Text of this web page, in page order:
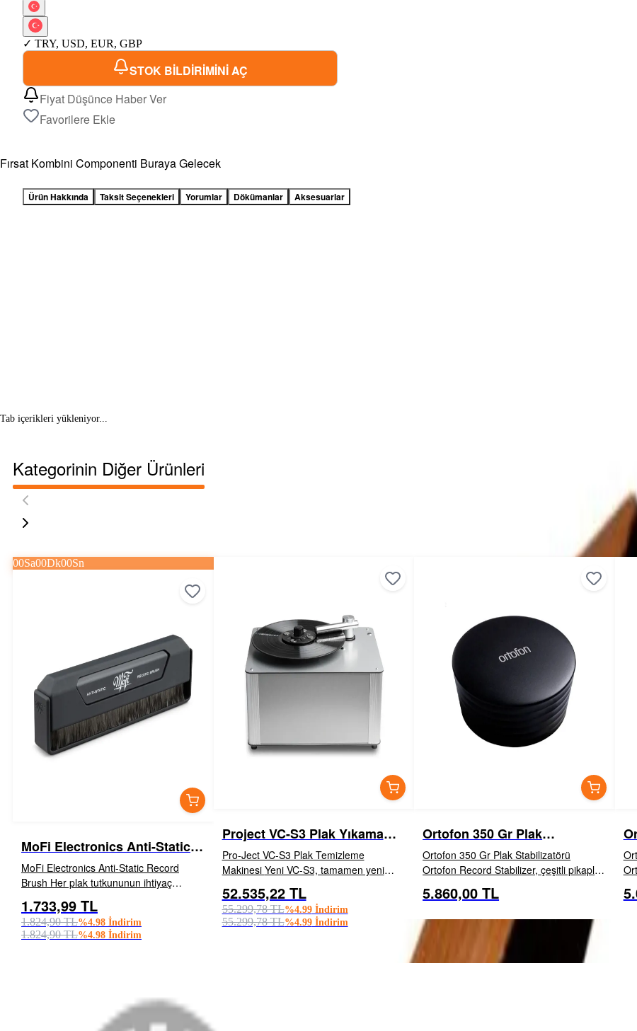
✓ TRY, USD, EUR, GBP
STOK BİLDİRİMİNİ AÇ
Fiyat Düşünce Haber Ver
Favorilere Ekle
Fırsat Kombini Componenti Buraya Gelecek
Ürün Hakkında Taksit Seçenekleri Yorumlar Dökümanlar Aksesuarlar
Tab içerikleri yükleniyor...
Kategorinin Diğer Ürünleri
00Sa00Dk00Sn
MoFi Electronics Anti-Static
Record Brush
MoFi Electronics Anti-Static Record
Brush Her plak tutkununun ihtiyaç
duyduğu tek aksesuar Yeni bir plak
fiyatından daha düşük bir maliyetle, MoFi
Anti-Static Record Brush...
1.733,99 TL
1.824,90 TL%4.98 İndirim
1.824,90 TL%4.98 İndirim
İNCELE
Project VC-S3 Plak Yıkama
Makinesi
Pro-Ject VC-S3 Plak Temizleme
Makinesi Yeni VC-S3, tamamen yeni
üstün özelliklere sahip yeni premium
plak temizleme makinemizdir. Vinil
plaklar özel bir bakım gerektirir. Plağı ...
52.535,22 TL
55.299,78 TL%4.99İndirim
55.299,78 TL%4.99İndirim
İNCELE
Ortofon 350 Gr Plak
Stabilizatörü
Ortofon 350 Gr Plak Stabilizatörü
Ortofon Record Stabilizer, çeşitli pikapları
kusursuz bir şekilde tamamlayacak
şekilde titizlikle tasarlanmış Standart ve
5.860,00 TL
İNCELE